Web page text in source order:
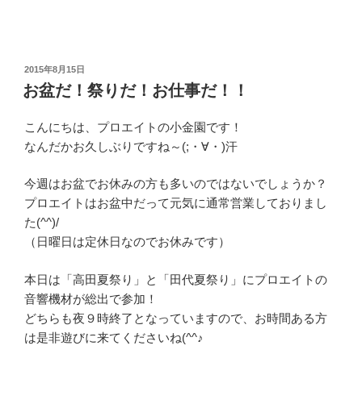
投
稿
日:
2015年8月15日
お盆だ！祭りだ！お仕事だ！！
こんにちは、プロエイトの小金園です！
なんだかお久しぶりですね～(;・∀・)汗
今週はお盆でお休みの方も多いのではないでしょうか？
プロエイトはお盆中だって元気に通常営業しておりまし
た(^^)/
（日曜日は定休日なのでお休みです）
本日は「高田夏祭り」と「田代夏祭り」にプロエイトの
音響機材が総出で参加！
どちらも夜９時終了となっていますので、お時間ある方
は是非遊びに来てくださいね(^^♪